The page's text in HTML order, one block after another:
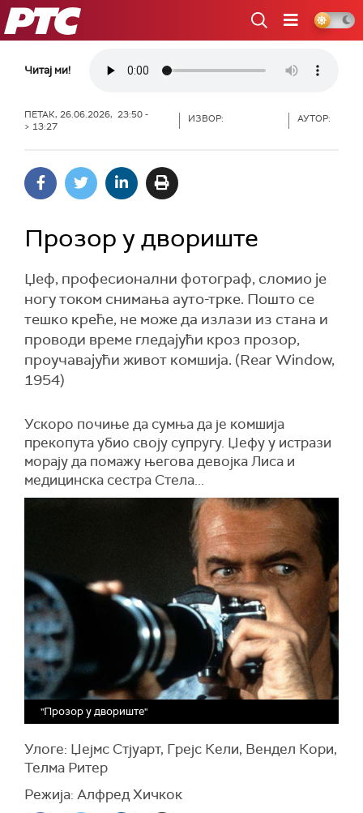
РТС
Читај ми!
ПЕТАК, 26.06.2026, 23:50 -
> 13:27
ИЗВОР: АУТОР:
Прозор у двориште
Џеф, професионални фотограф, сломио је
ногу током снимања ауто-трке. Пошто се
тешко креће, не може да излази из стана и
проводи време гледајући кроз прозор,
проучавајући живот комшија. (Rear Window,
1954)
Ускоро почиње да сумња да је комшија
прекопута убио своју супругу. Џефу у истрази
морају да помажу његова девојка Лиса и
медицинска сестра Стела...
"Прозор у двориште"
Улоге: Џејмс Стјуарт, Грејс Кели, Вендел Кори,
Телма Ритер
Режија: Алфред Хичкок